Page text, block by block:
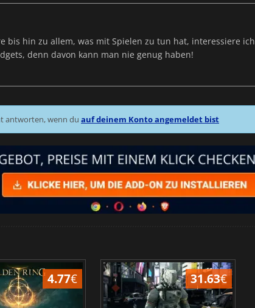
bis hin zu allem, was mit Spielen zu tun hat, interessiere ich
denn davon kann man nie genug haben!
antworten, wenn du auf deinem Konto angemeldet bist
4.77€ 31.63€